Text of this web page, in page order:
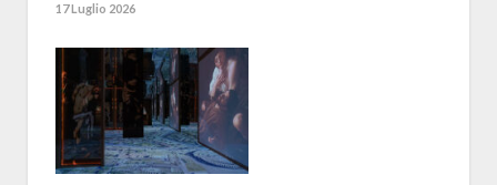
17 Luglio 2026